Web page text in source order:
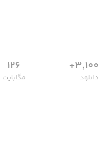
3,100+
دانلود
126
مگابایت